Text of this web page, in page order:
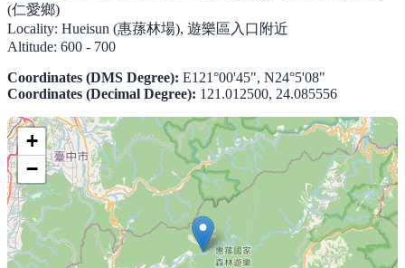
(仁愛鄉)
Locality: Hueisun (惠蓀林場), 遊樂區入口附近
Altitude: 600 - 700
Coordinates (DMS Degree): E121°00'45", N24°5'08"
Coordinates (Decimal Degree): 121.012500, 24.085556
+
−